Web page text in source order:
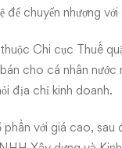
chuyển nhượng
Chi cục Thuế
cho cá nhân
địa chỉ kinh doanh.
với giá cao,